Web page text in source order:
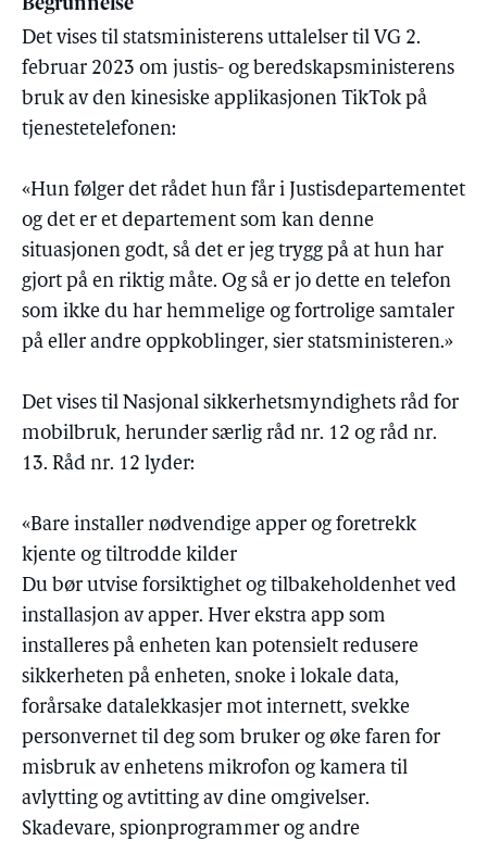
Begrunnelse
Det vises til statsministerens uttalelser til VG 2.
februar 2023 om justis- og beredskapsministerens
bruk av den kinesiske applikasjonen TikTok på
tjenestetelefonen:
«Hun følger det rådet hun får i Justisdepartementet
og det er et departement som kan denne
situasjonen godt, så det er jeg trygg på at hun har
gjort på en riktig måte. Og så er jo dette en telefon
som ikke du har hemmelige og fortrolige samtaler
på eller andre oppkoblinger, sier statsministeren.»
Det vises til Nasjonal sikkerhetsmyndighets råd for
mobilbruk, herunder særlig råd nr. 12 og råd nr.
13. Råd nr. 12 lyder:
«Bare installer nødvendige apper og foretrekk
kjente og tiltrodde kilder
Du bør utvise forsiktighet og tilbakeholdenhet ved
installasjon av apper. Hver ekstra app som
installeres på enheten kan potensielt redusere
sikkerheten på enheten, snoke i lokale data,
forårsake datalekkasjer mot internett, svekke
personvernet til deg som bruker og øke faren for
misbruk av enhetens mikrofon og kamera til
avlytting og avtitting av dine omgivelser.
Skadevare, spionprogrammer og andre